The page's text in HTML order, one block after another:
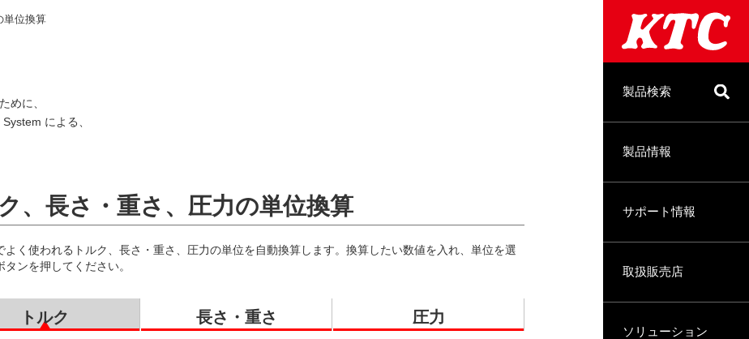
製品検索
製品情報
サポート情報
取扱販売店
ソリューション
単位換算
めに、
による、
ク、長さ・重さ、圧力の単位換算
よく使われるトルク、長さ・重さ、圧力の単位を自動換算します。換算したい数値を入れ、単位を選
タンを押してください。
トルク 長さ・重さ 圧力